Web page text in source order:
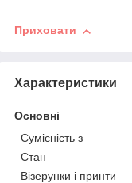
Приховати
Характеристики
Основні
Сумісність з
Стан
Візерунки і принти